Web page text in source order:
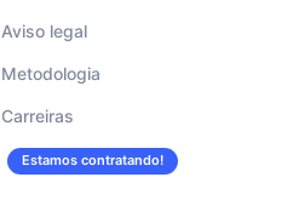
Aviso legal
Metodologia
Carreiras
Estamos contratando!